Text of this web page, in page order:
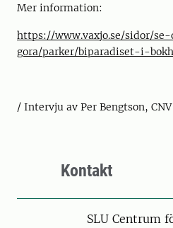
Mer information:
https://www.vaxjo.se/sidor/
gora/parker/biparadiset-i-
/ Intervju av Per Bengtson, CNV
Kontakt
SLU Centrum